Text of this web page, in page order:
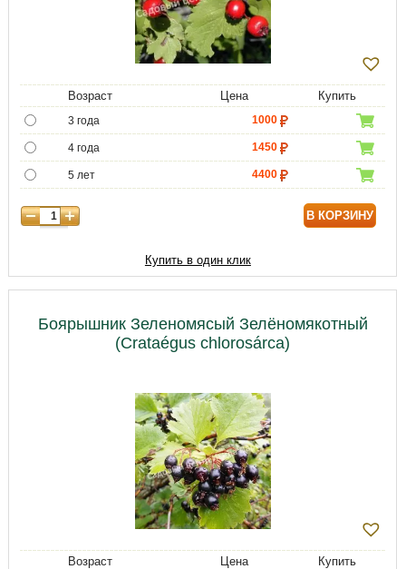
Возраст Цена Купить
3 года 1000
4 года 1450
5 лет 4400
7 лет
В КОРЗИНУ
Купить в один клик
Боярышник Зеленомясый Зелёномякотный
(Crataégus chlorosárca)
Возраст Цена Купить